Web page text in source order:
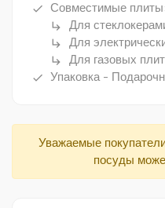
done Совместимые плиты:
subdirectory_arrow_right Для
subdirectory_arrow_right Для
subdirectory_arrow_right Для газовых
done Упаковка -
Уважаемые
посуды